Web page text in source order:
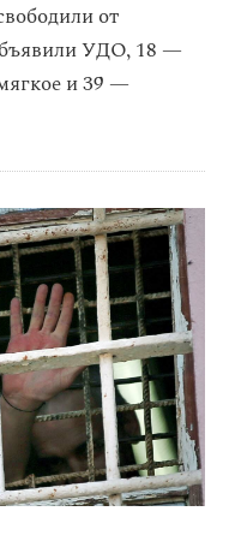
от
УДО, 18 —
и 39 —